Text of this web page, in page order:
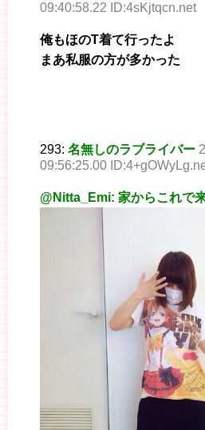
09:40:58.22 ID:4sKjtqcn.net
俺もほのT着て行ったよ
まあ私服の方が多かった
293: 名無しのラブライバー
09:56:25.00